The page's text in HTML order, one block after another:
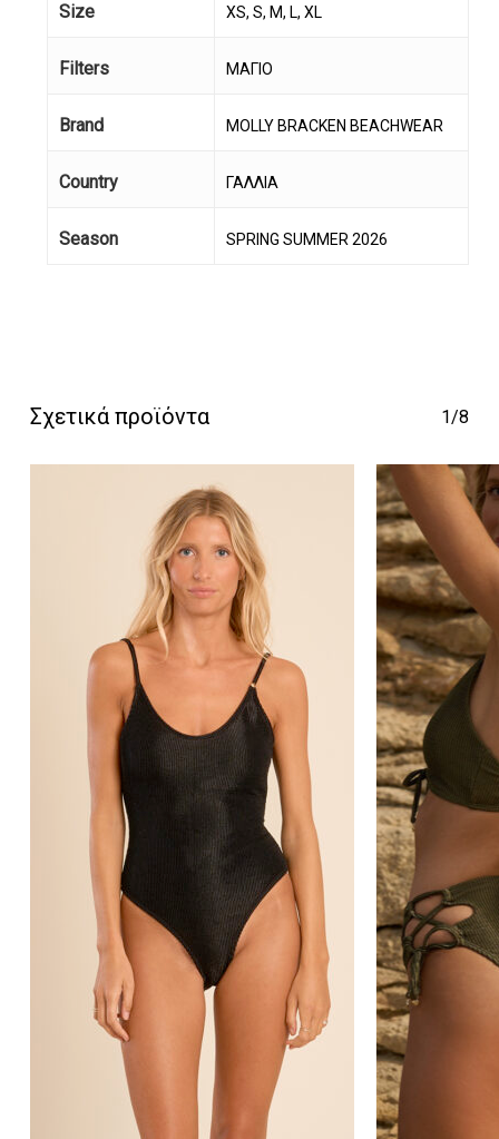
Size XS, S, M, L, XL
Filters ΜΑΓΙΟ
Brand MOLLY BRACKEN BEACHWEAR
Country ΓΑΛΛΙΑ
Season SPRING SUMMER 2026
Σχετικά προϊόντα 1/8